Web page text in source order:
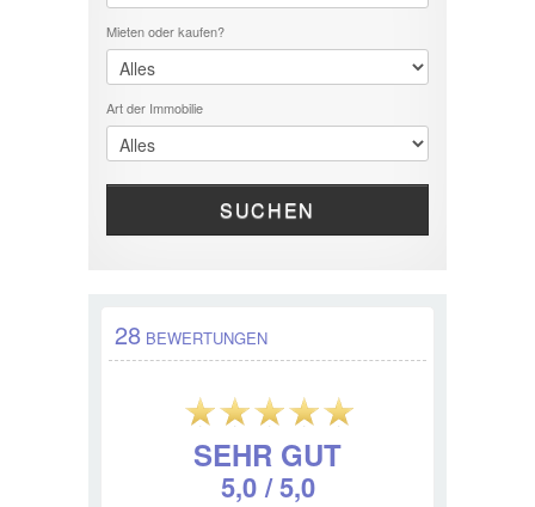
Mieten oder kaufen?
Art der Immobilie
SUCHEN
28BEWERTUNGEN
SEHR GUT
5,0 / 5,0